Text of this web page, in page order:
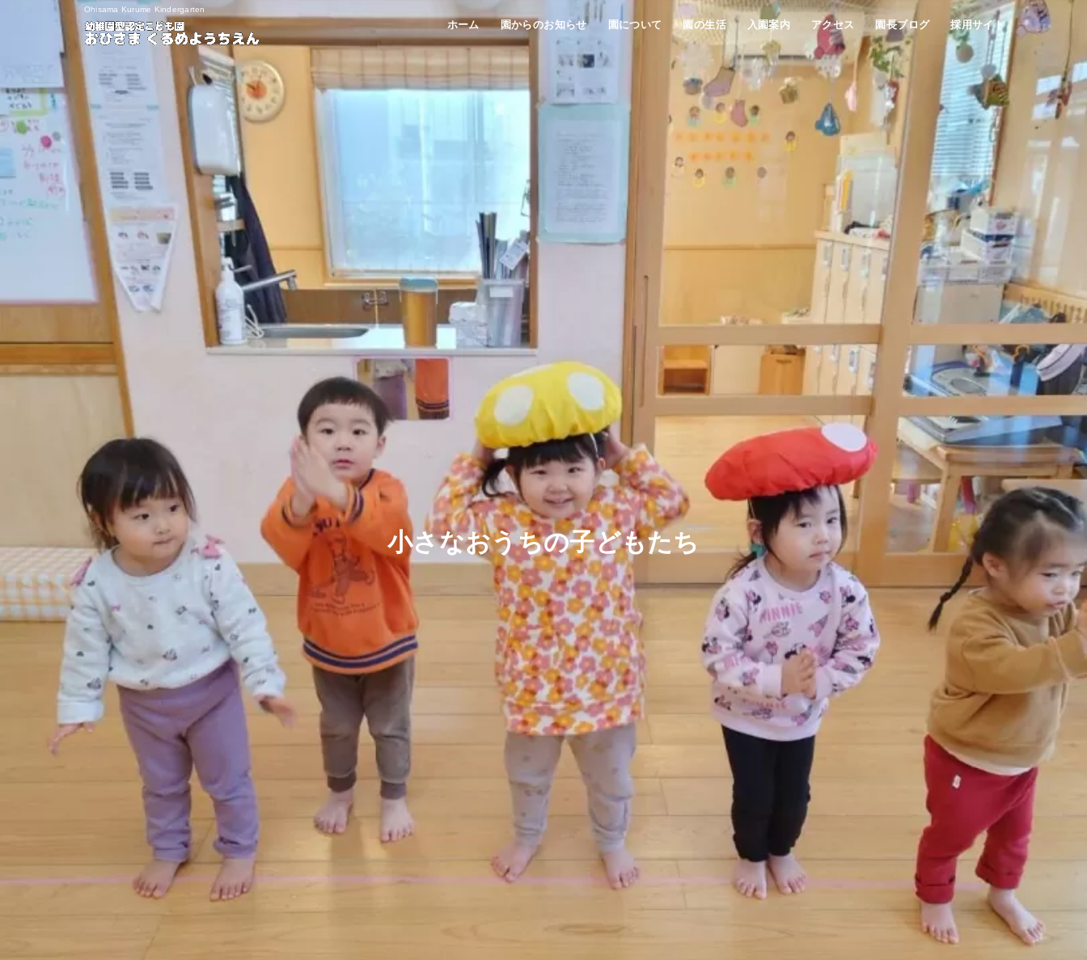
Ohisama Kurume Kindergarten
ホーム 園からのお知らせ 園について 園の生活 入園案内 アクセス 園長ブログ 採用サイト
小さなおうちの子どもたち